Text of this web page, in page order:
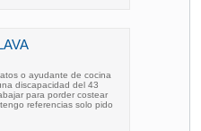
o ayudante de cocina
discapacidad del 43
para porder costear
referencias solo pido